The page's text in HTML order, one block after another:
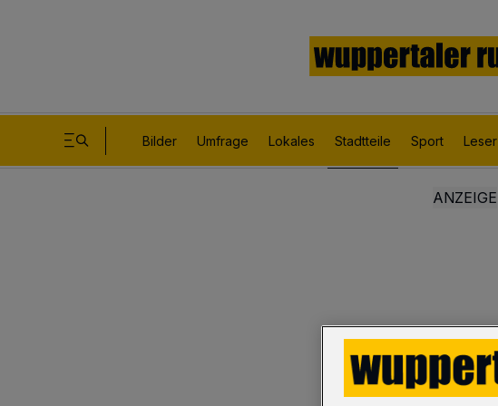
Bilder Umfrage Lokales Stadtteile Sport Leser